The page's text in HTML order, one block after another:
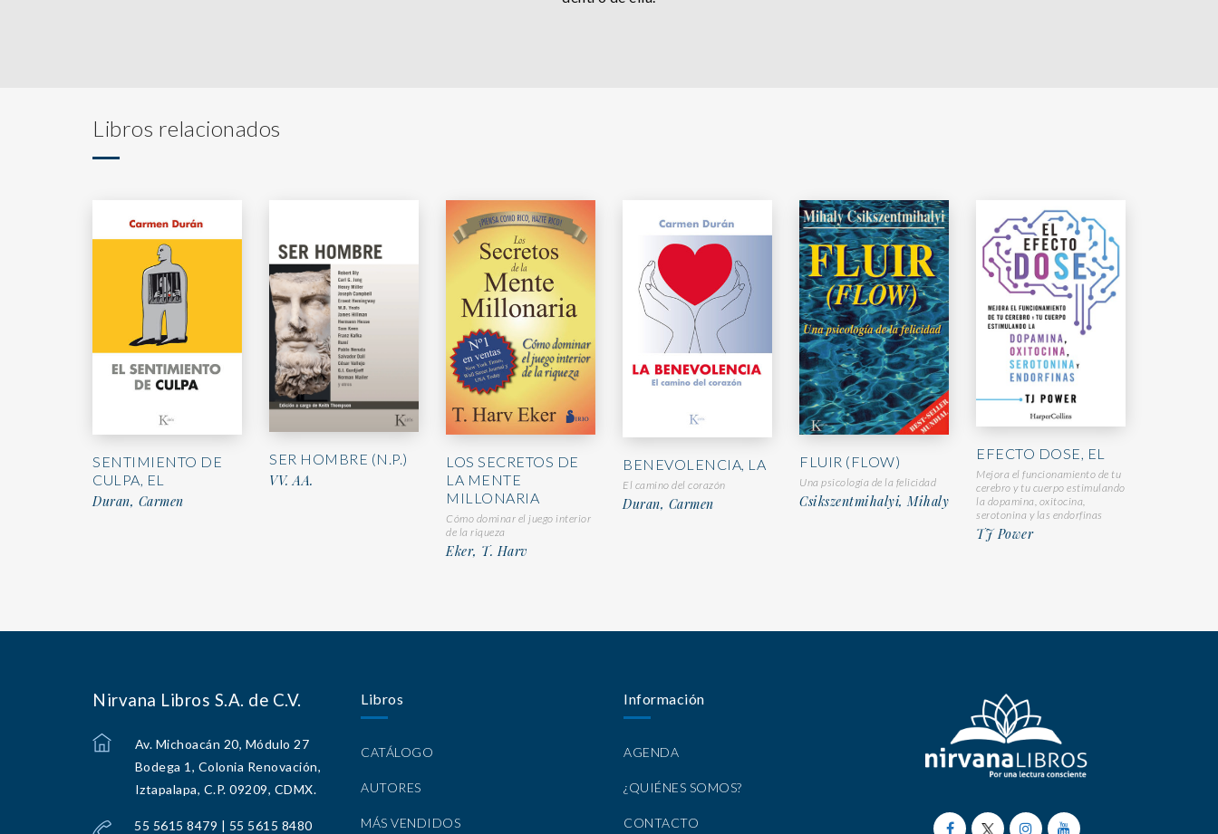
Libros relacionados
SENTIMIENTO DE
CULPA, EL
Duran, Carmen
SER HOMBRE (N.P.)
VV. AA.
LOS SECRETOS DE
LA MENTE
MILLONARIA
Cómo dominar el juego interior
de la riqueza
Eker, T. Harv
BENEVOLENCIA, LA
El camino del corazón
Duran, Carmen
FLUIR (FLOW)
Una psicología de la felicidad
Csikszentmihalyi, Mihaly
EFECTO DOSE, EL
Mejora el funcionamiento de tu
cerebro y tu cuerpo estimulando
la dopamina, oxitocina,
serotonina y las endorfinas
TJ Power
Nirvana Libros S.A. de C.V.
Av. Michoacán 20, Módulo 27
Bodega 1, Colonia Renovación,
Iztapalapa, C.P. 09209, CDMX.
55 5615 8479 | 55 5615 8480
Libros
CATÁLOGO
AUTORES
MÁS VENDIDOS
Información
AGENDA
¿QUIÉNES SOMOS?
CONTACTO